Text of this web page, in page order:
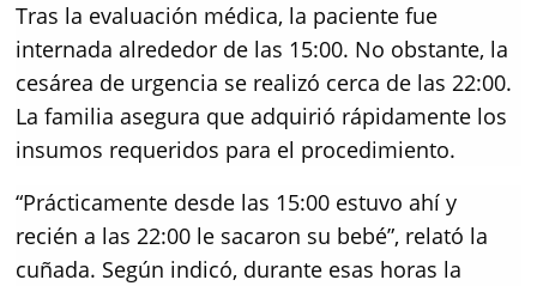
Tras la evaluación médica, la paciente fue
internada alrededor de las 15:00. No obstante, la
cesárea de urgencia se realizó cerca de las 22:00.
La familia asegura que adquirió rápidamente los
insumos requeridos para el procedimiento.
“Prácticamente desde las 15:00 estuvo ahí y
recién a las 22:00 le sacaron su bebé”, relató la
cuñada. Según indicó, durante esas horas la